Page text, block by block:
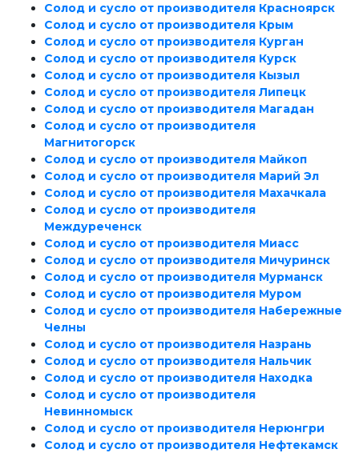
Солод и сусло от производителя Красноярск
Солод и сусло от производителя Крым
Солод и сусло от производителя Курган
Солод и сусло от производителя Курск
Солод и сусло от производителя Кызыл
Солод и сусло от производителя Липецк
Солод и сусло от производителя Магадан
Солод и сусло от производителя
Магнитогорск
Солод и сусло от производителя Майкоп
Солод и сусло от производителя Марий Эл
Солод и сусло от производителя Махачкала
Солод и сусло от производителя
Междуреченск
Солод и сусло от производителя Миасс
Солод и сусло от производителя Мичуринск
Солод и сусло от производителя Мурманск
Солод и сусло от производителя Муром
Солод и сусло от производителя Набережные
Челны
Солод и сусло от производителя Назрань
Солод и сусло от производителя Нальчик
Солод и сусло от производителя Находка
Солод и сусло от производителя
Невинномыск
Солод и сусло от производителя Нерюнгри
Солод и сусло от производителя Нефтекамск